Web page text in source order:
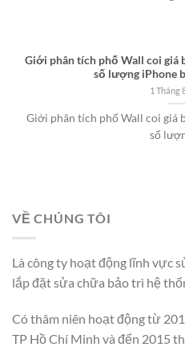
Giới phân tích phố Wall coi giá
số lượng iPhone
1 Tháng
Giới phân tích phố Wall coi giá
số
VỀ CHÚNG TÔI
Là công ty hoạt động lĩnh vực
lắp đặt sửa chữa bảo trì hệ
Có thâm niên hoạt động từ
TP Hồ Chí Minh và đến 2015